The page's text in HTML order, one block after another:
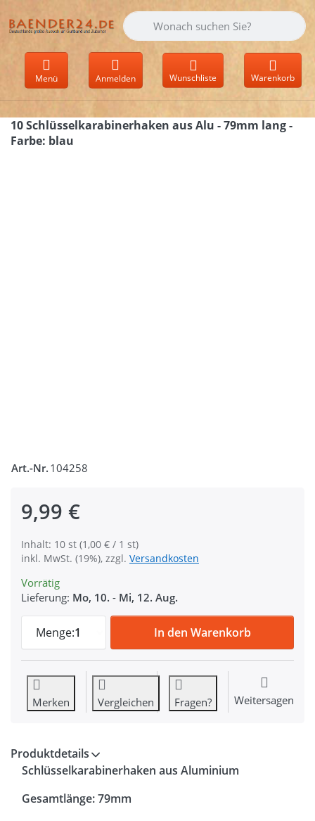
Geben Sie einen Suchbegriff ein.
Menü Anmelden Wunschliste Warenkorb
10 Schlüsselkarabinerhaken aus Alu - 79mm lang -
Farbe: blau
Art.-Nr. 104258
9,99 €
Inhalt: 10 st (1,00 € / 1 st)
inkl. MwSt. (19%), zzgl. Versandkosten
Vorrätig
Lieferung: Mo, 10. - Mi, 12. Aug.
Menge:1
10 Schlüsselkarabinerhaken aus Alu -
In den Warenkorb
Merken Vergleichen Fragen? Weitersagen
Produktdetails
Schlüsselkarabinerhaken aus Aluminium
Gesamtlänge: 79mm